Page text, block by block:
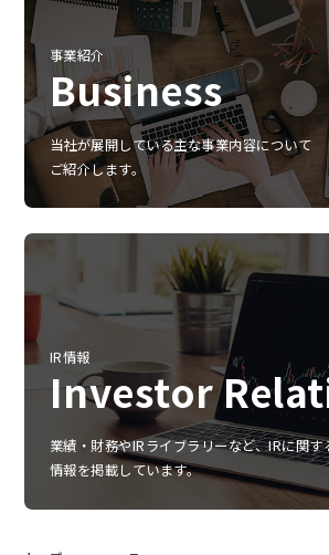
事業紹介
Business
当社が展開している主な事業内容について
ご紹介します。
IR情報
Investor
業績‧財務やIRライブラリーなど、IRに関す
情報を掲載しています。